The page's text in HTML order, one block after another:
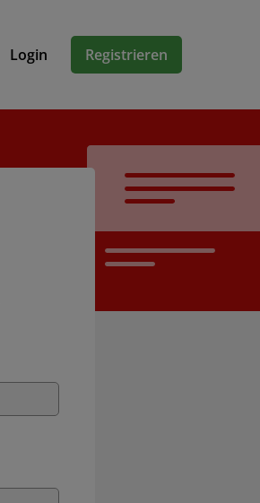
Login Registrieren